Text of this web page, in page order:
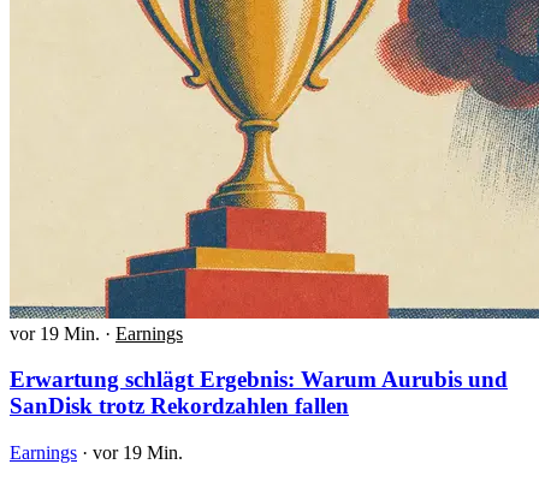
vor 19 Min. · Earnings
Erwartung schlägt Ergebnis: Warum Aurubis und
SanDisk trotz Rekordzahlen fallen
Earnings · vor 19 Min.